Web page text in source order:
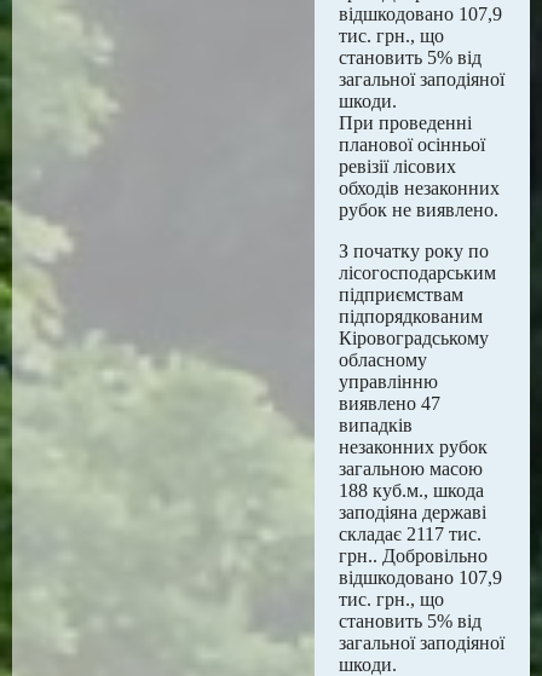
відшкодовано 107,9
тис. грн., що
становить 5% від
загальної заподіяної
шкоди.
При проведенні
планової осінньої
ревізії лісових
обходів незаконних
рубок не виявлено.
З початку року по
лісогосподарським
підприємствам
підпорядкованим
Кіровоградському
обласному
управлінню
виявлено 47
випадків
незаконних рубок
загальною масою
188 куб.м., шкода
заподіяна державі
складає 2117 тис.
грн.. Добровільно
відшкодовано 107,9
тис. грн., що
становить 5% від
загальної заподіяної
шкоди.